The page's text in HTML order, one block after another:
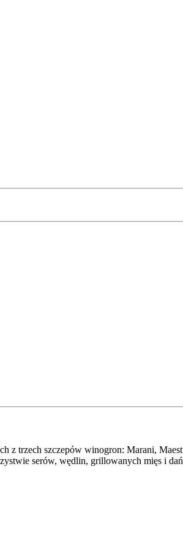
z trzech szczepów winogron: Marani,
serów, wędlin, grillowanych mięs i